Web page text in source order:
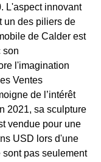
L'aspect innovant
un des piliers de
de Calder est
son
l'imagination
Ventes
de l’intérêt
2021, sa sculpture
vendue pour une
USD lors d'une
pas seulement